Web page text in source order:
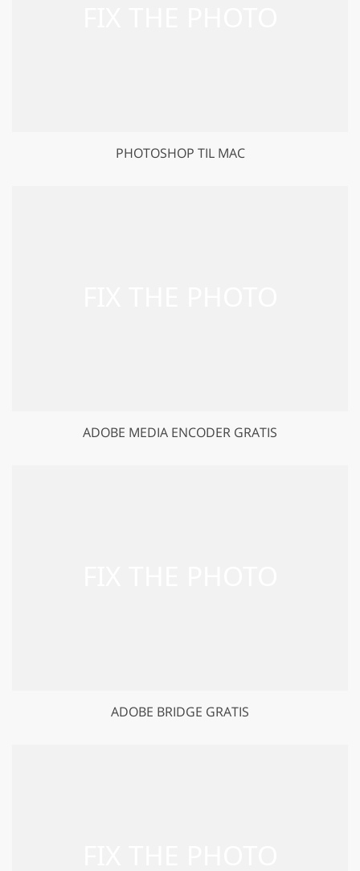
PHOTOSHOP TIL MAC
ADOBE MEDIA ENCODER GRATIS
ADOBE BRIDGE GRATIS